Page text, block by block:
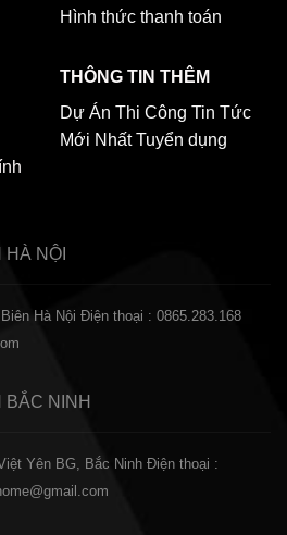
Hình thức thanh toán
THÔNG TIN THÊM
Dự Án Thi Công Tin Tức
Mới Nhất Tuyển dụng
HÀ NỘI
Hà Nội Điện thoại : 0865.283.168
BẮC NINH
Yên BG, Bắc Ninh Điện thoại :